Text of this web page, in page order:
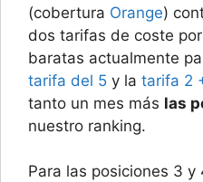
(cobertura Orange)
dos tarifas de coste
baratas actualmente
tarifa del 5 y la tarifa 2
tanto un mes más las
nuestro ranking.
Para las posiciones 3 y